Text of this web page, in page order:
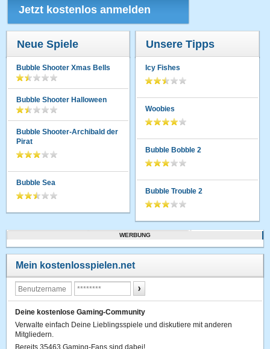
Jetzt kostenlos anmelden
Neue Spiele
Bubble Shooter Xmas Bells
Bubble Shooter Halloween
Bubble Shooter-Archibald der
Pirat
Bubble Sea
Unsere Tipps
Icy Fishes
Woobies
Bubble Bobble 2
Bubble Trouble 2
WERBUNG
Mein kostenlosspielen.net
Deine kostenlose Gaming-Community
Verwalte einfach Deine Lieblingsspiele und diskutiere mit anderen
Mitgliedern.
Bereits 35463 Gaming-Fans sind dabei!